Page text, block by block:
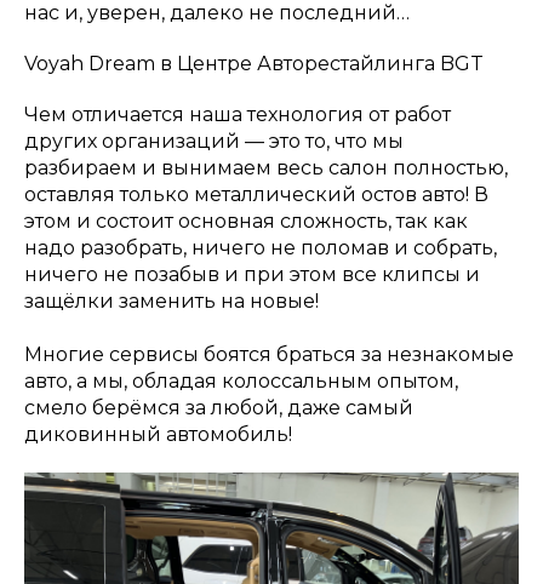
нас и, уверен, далеко не последний…
Voyah Dream в Центре Авторестайлинга BGT
Чем отличается наша технология от работ
других организаций — это то, что мы
разбираем и вынимаем весь салон полностью,
оставляя только металлический остов авто! В
этом и состоит основная сложность, так как
надо разобрать, ничего не поломав и собрать,
ничего не позабыв и при этом все клипсы и
защёлки заменить на новые!
Многие сервисы боятся браться за незнакомые
авто, а мы, обладая колоссальным опытом,
смело берёмся за любой, даже самый
диковинный автомобиль!